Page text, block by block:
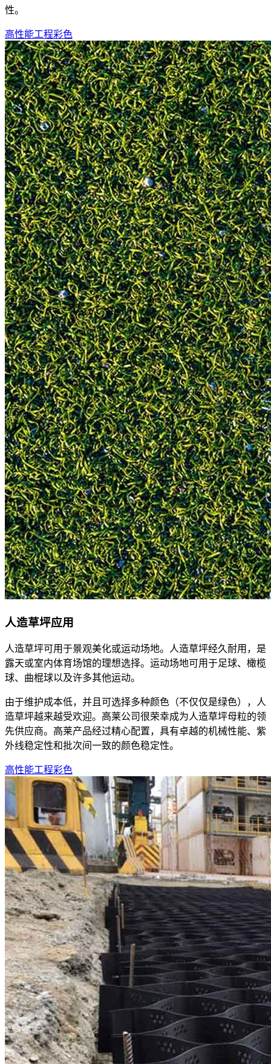
性。
高性能工程彩色
人造草坪应用
人造草坪可用于景观美化或运动场地。人造草坪经久耐用，是
露天或室内体育场馆的理想选择。运动场地可用于足球、橄榄
球、曲棍球以及许多其他运动。
由于维护成本低，并且可选择多种颜色（不仅仅是绿色），人
造草坪越来越受欢迎。高莱公司很荣幸成为人造草坪母粒的领
先供应商。高莱产品经过精心配置，具有卓越的机械性能、紫
外线稳定性和批次间一致的颜色稳定性。
高性能工程彩色